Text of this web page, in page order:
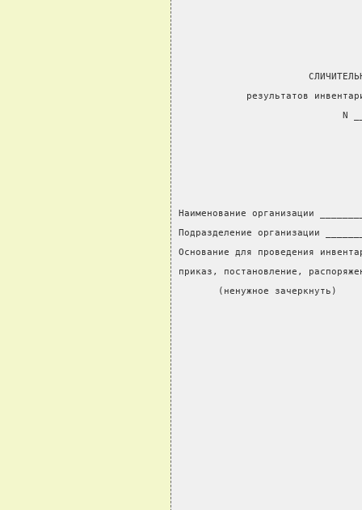
результатов
N
Наименование организации
Подразделение организации
Основание для проведения
приказ, постановление,
(ненужное зачеркнуть)